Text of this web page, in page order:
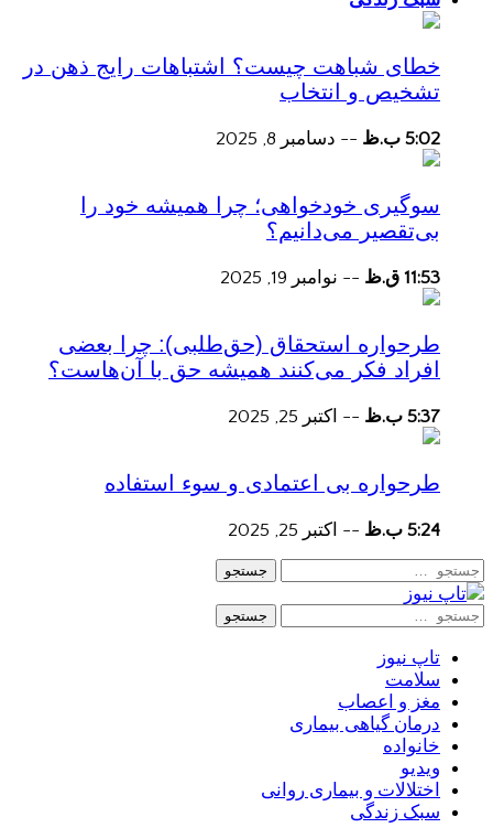
خطای شباهت چیست؟ اشتباهات رایج ذهن در
تشخیص و انتخاب
5:02 ب.ظ -- دسامبر 8, 2025
سوگیری خودخواهی؛ چرا همیشه خود را
بی‌تقصیر می‌دانیم؟
11:53 ق.ظ -- نوامبر 19, 2025
طرحواره استحقاق (حق‌طلبی): چرا بعضی
افراد فکر می‌کنند همیشه حق با آن‌هاست؟
5:37 ب.ظ -- اکتبر 25, 2025
طرحواره بی اعتمادی و سوء استفاده
5:24 ب.ظ -- اکتبر 25, 2025
جستجو
جستجو
تاپ نیوز
سلامت
مغز و اعصاب
درمان گیاهی بیماری
خانواده
ویدیو
اختلالات و بیماری روانی
سبک زندگی